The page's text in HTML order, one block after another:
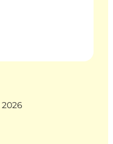
2026